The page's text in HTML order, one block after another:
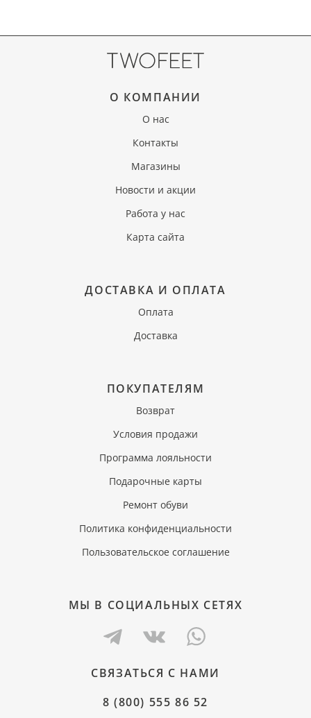
О КОМПАНИИ
О нас
Контакты
Магазины
Новости и акции
Работа у нас
Карта сайта
ДОСТАВКА И ОПЛАТА
Оплата
Доставка
ПОКУПАТЕЛЯМ
Возврат
Условия продажи
Программа лояльности
Подарочные карты
Ремонт обуви
Политика конфиденциальности
Пользовательское соглашение
МЫ В СОЦИАЛЬНЫХ СЕТЯХ
СВЯЗАТЬСЯ С НАМИ
8 (800) 555 86 52